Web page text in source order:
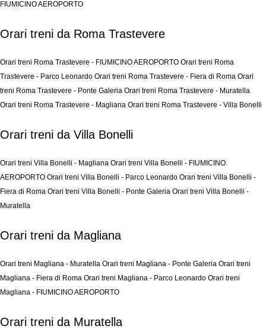
FIUMICINO AEROPORTO
Orari treni da Roma Trastevere
Orari treni Roma Trastevere - FIUMICINO AEROPORTO Orari treni Roma
Trastevere - Parco Leonardo Orari treni Roma Trastevere - Fiera di Roma Orari
treni Roma Trastevere - Ponte Galeria Orari treni Roma Trastevere - Muratella
Orari treni Roma Trastevere - Magliana Orari treni Roma Trastevere - Villa Bonelli
Orari treni da Villa Bonelli
Orari treni Villa Bonelli - Magliana Orari treni Villa Bonelli - FIUMICINO
AEROPORTO Orari treni Villa Bonelli - Parco Leonardo Orari treni Villa Bonelli -
Fiera di Roma Orari treni Villa Bonelli - Ponte Galeria Orari treni Villa Bonelli -
Muratella
Orari treni da Magliana
Orari treni Magliana - Muratella Orari treni Magliana - Ponte Galeria Orari treni
Magliana - Fiera di Roma Orari treni Magliana - Parco Leonardo Orari treni
Magliana - FIUMICINO AEROPORTO
Orari treni da Muratella